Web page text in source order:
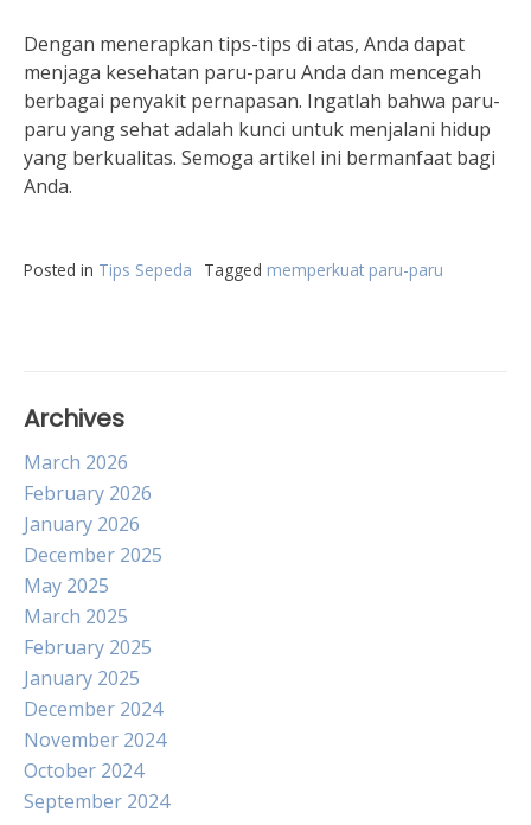
Dengan menerapkan tips-tips di atas, Anda dapat
menjaga kesehatan paru-paru Anda dan mencegah
berbagai penyakit pernapasan. Ingatlah bahwa paru-
paru yang sehat adalah kunci untuk menjalani hidup
yang berkualitas. Semoga artikel ini bermanfaat bagi
Anda.
Posted in Tips Sepeda Tagged memperkuat paru-paru
Archives
March 2026
February 2026
January 2026
December 2025
May 2025
March 2025
February 2025
January 2025
December 2024
November 2024
October 2024
September 2024